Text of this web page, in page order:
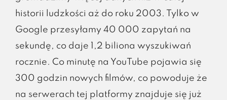
historii ludzkości aż do roku 2003. Tylko w
Google przesyłamy 40 000 zapytań na
sekundę, co daje 1,2 biliona wyszukiwań
rocznie. Co minutę na YouTube pojawia się
300 godzin nowych filmów, co powoduje że
na serwerach tej platformy znajduje się już